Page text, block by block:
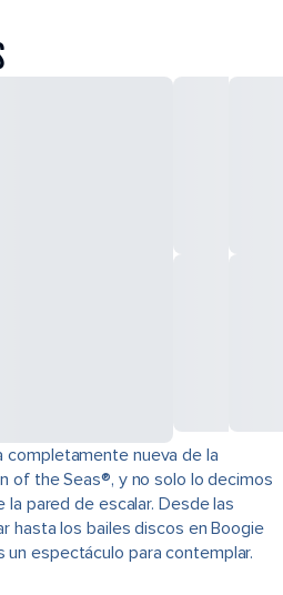
completamente nueva de la
of the Seas®, y no solo lo decimos
la pared de escalar. Desde las
hasta los bailes discos en Boogie
un espectáculo para contemplar.